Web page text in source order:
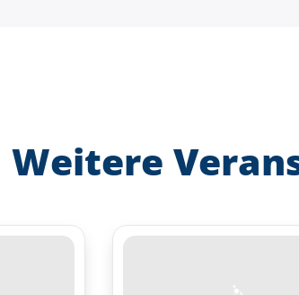
Weitere